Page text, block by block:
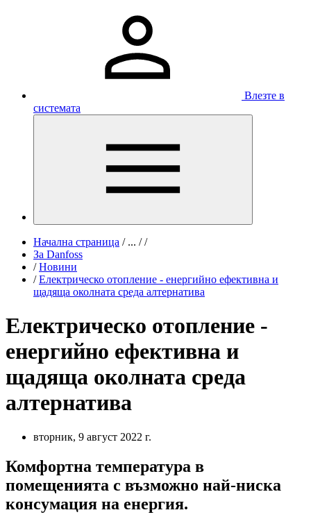
Влезте в
системата
Начална страница /... / /
За Danfoss
/ Новини
/ Eлектрическо отопление - енергийно ефективнa и
щадящa околната среда алтернатива
Eлектрическо отопление -
енергийно ефективнa и
щадящa околната среда
алтернатива
вторник, 9 август 2022 г.
Комфортна температура в
помещенията с възможно най-ниска
консумация на енергия.